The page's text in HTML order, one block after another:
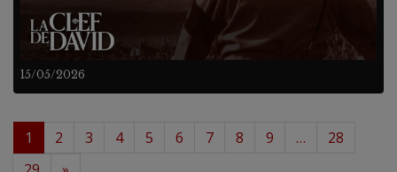
15/05/2026
1 2 3 4 5 6 7 8 9 …
28